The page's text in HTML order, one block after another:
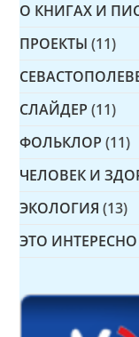
О КНИГАХ И
ПРОЕКТЫ (11)
СЛАЙДЕР (11)
ФОЛЬКЛОР (11)
ЧЕЛОВЕК И
ЭКОЛОГИЯ (13)
ЭТО ИНТЕРЕСНО